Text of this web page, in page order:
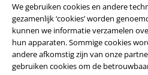
We gebruiken cookies en andere
gezamenlijk ‘cookies’ worden
kunnen we informatie verzamelen
hun apparaten. Sommige cookies
andere afkomstig zijn van onze
gebruiken cookies om de